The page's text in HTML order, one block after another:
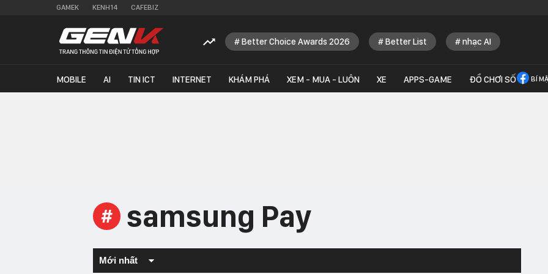
GAMEK KENH14 CAFEBIZ
Better Choice Awards 2026 Better List nhạc AI
MOBILE AI TIN ICT INTERNET KHÁM PHÁ XEM - MUA - LUÔN XE APPS-GAME ĐỒ CHƠI SỐ BÍ
# samsung Pay
Mới nhất